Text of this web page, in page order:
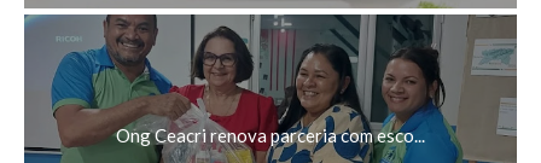
Ong Ceacri renova parceria com esco...